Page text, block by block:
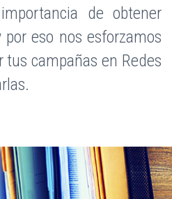
de obtener
eso nos esforzamos
tus campañas en Redes